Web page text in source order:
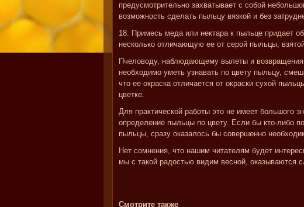
предусмотрительно захватывает с собой
возможность сделать пыльцу вязкой и без
18. Примесь меда или нектара к пыльце придает
несколько отличающую ее от серой пыльцы,
Пчеловоду, наблюдающему вылеты и
необходимо уметь узнавать по цвету пыльцу,
что ее окраска отличается от окраски сухой
цветке.
Для практической работы это не имеет большого
определение пыльцы по цвету. Если бы кто-либо
пыльцы, сразу оказалось бы совершенно
Нет сомнения, что нашим читателям будет
мы с такой радостью видим весной, оказываются
Смотрите также